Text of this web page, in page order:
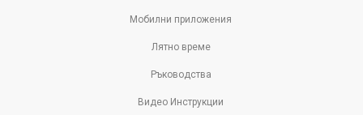
Мобилни приложения
Лятно време
Ръководства
Видео Инструкции